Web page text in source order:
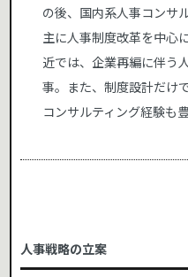
の後、国内系人事コンサ
主に人事制度改革を中心
近では、企業再編に伴う
事。また、制度設計だけ
コンサルティング経験も
人事戦略の立案